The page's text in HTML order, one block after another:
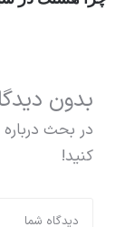
بدون
در بحث
کنید!